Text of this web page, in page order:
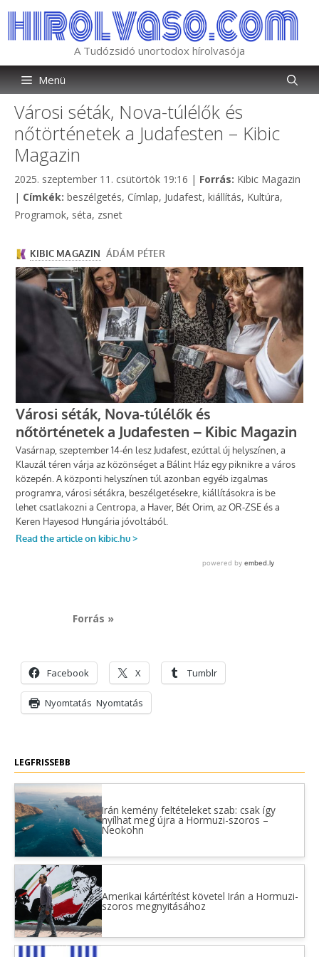
tartalomba
A Tudózsidó unortodox hírolvasója
Menü
Városi séták, Nova-túlélők és
nőtörténetek a Judafesten – Kibic
Magazin
2025. szeptember 11. csütörtök 19:16 | Forrás: Kategória
Kibic Magazin
| Címkék: Címkék
beszélgetés, Címlap, Judafest, kiállítás, Kultúra,
Programok, séta, zsnet
Forrás »
Facebook X Tumblr
Nyomtatás Nyomtatás
LEGFRISSEBB
Irán kemény feltételeket szab: csak így
nyílhat meg újra a Hormuzi-szoros –
Neokohn
Amerikai kártérítést követel Irán a Hormuzi-
szoros megnyitásához